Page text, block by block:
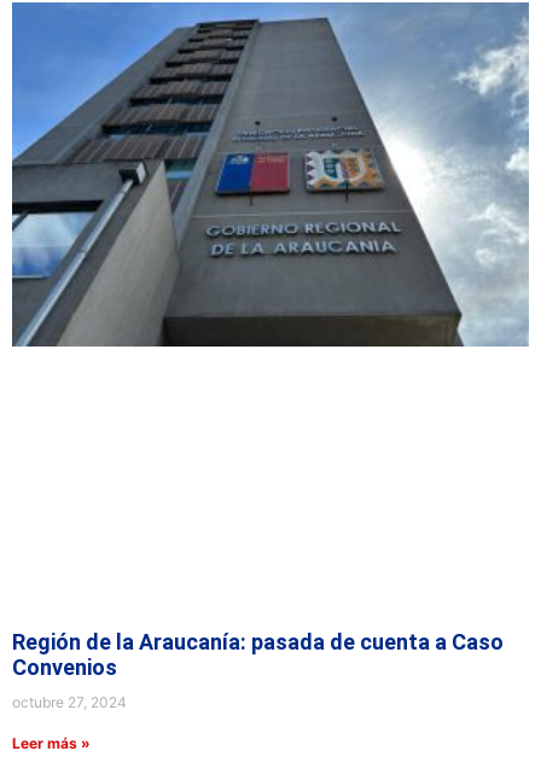
Región de la Araucanía: pasada de cuenta a Caso
Convenios
octubre 27, 2024
Leer más »